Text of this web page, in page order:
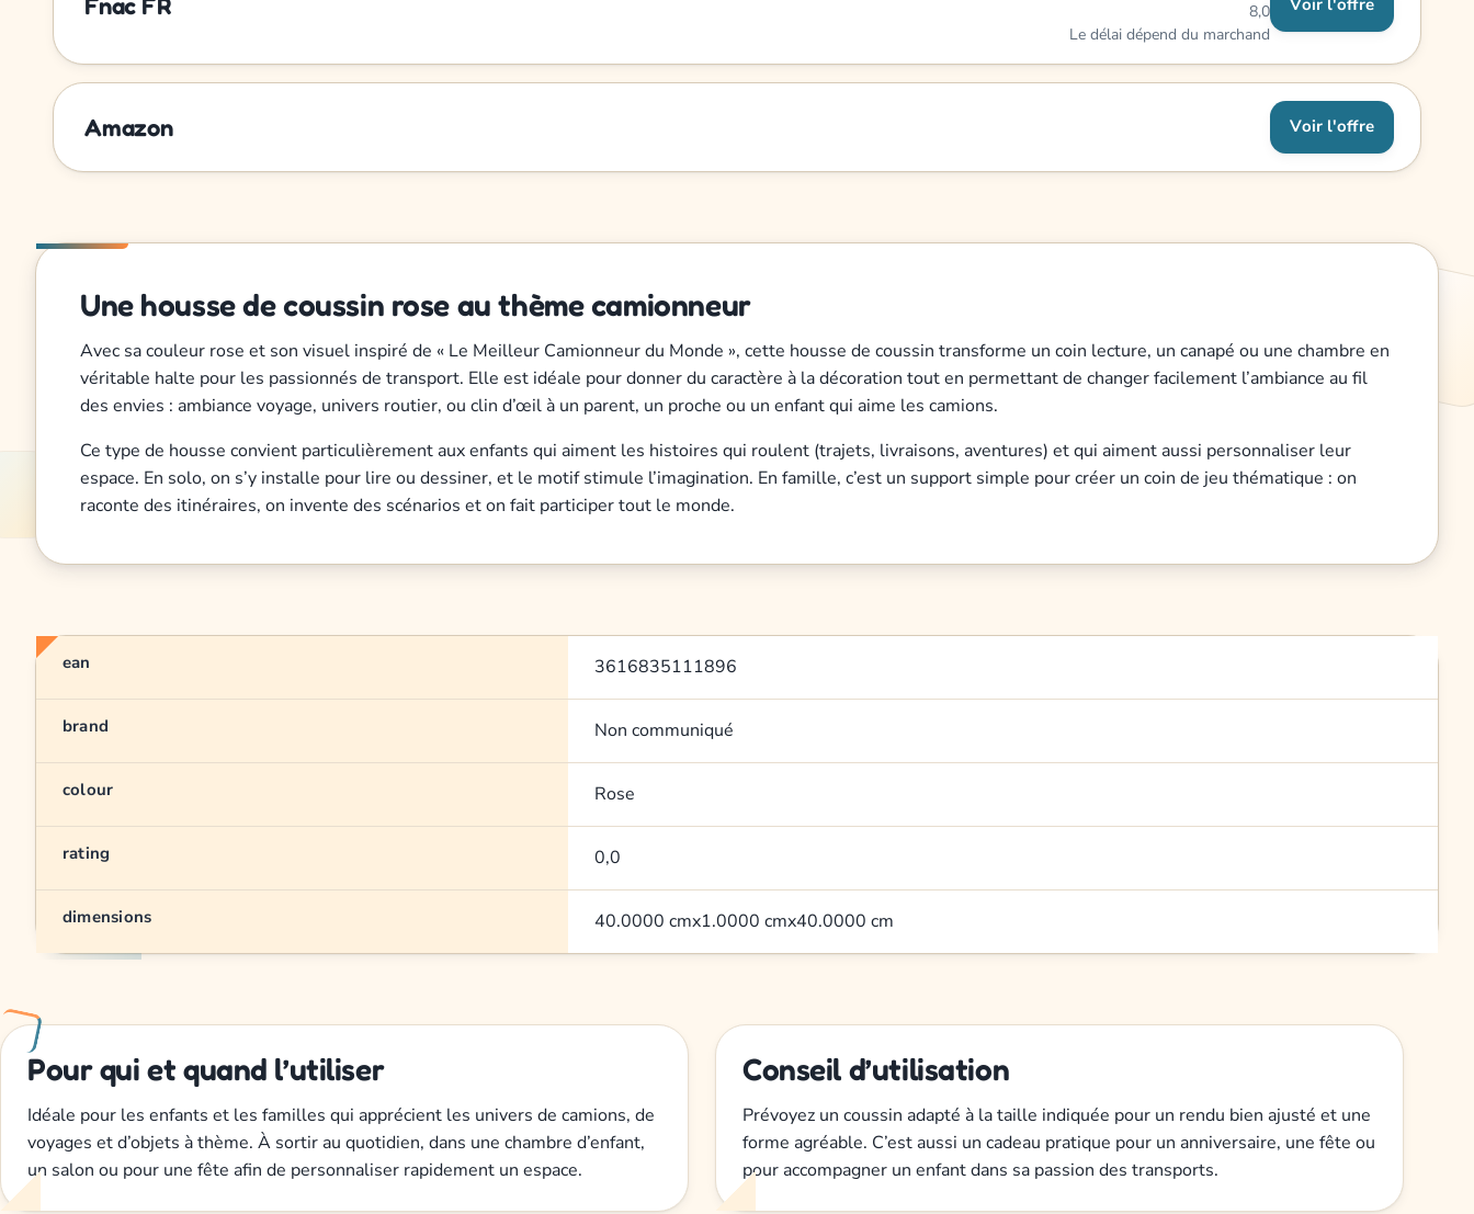
8,0
Le délai dépend du marchand
Voir l'offre
Amazon Voir l'offre
Une housse de coussin rose au thème camionneur
Avec sa couleur rose et son visuel inspiré de « Le Meilleur Camionneur du Monde », cette housse de coussin transforme un coin lecture, un canapé ou une chambre en
véritable halte pour les passionnés de transport. Elle est idéale pour donner du caractère à la décoration tout en permettant de changer facilement l’ambiance au fil
des envies : ambiance voyage, univers routier, ou clin d’œil à un parent, un proche ou un enfant qui aime les camions.
Ce type de housse convient particulièrement aux enfants qui aiment les histoires qui roulent (trajets, livraisons, aventures) et qui aiment aussi personnaliser leur
espace. En solo, on s’y installe pour lire ou dessiner, et le motif stimule l’imagination. En famille, c’est un support simple pour créer un coin de jeu thématique : on
raconte des itinéraires, on invente des scénarios et on fait participer tout le monde.
ean 3616835111896
brand Non communiqué
colour Rose
rating 0,0
dimensions 40.0000 cmx1.0000 cmx40.0000 cm
Pour qui et quand l’utiliser
Idéale pour les enfants et les familles qui apprécient les univers de camions, de
voyages et d’objets à thème. À sortir au quotidien, dans une chambre d’enfant,
un salon ou pour une fête afin de personnaliser rapidement un espace.
Conseil d’utilisation
Prévoyez un coussin adapté à la taille indiquée pour un rendu bien ajusté et une
forme agréable. C’est aussi un cadeau pratique pour un anniversaire, une fête ou
pour accompagner un enfant dans sa passion des transports.